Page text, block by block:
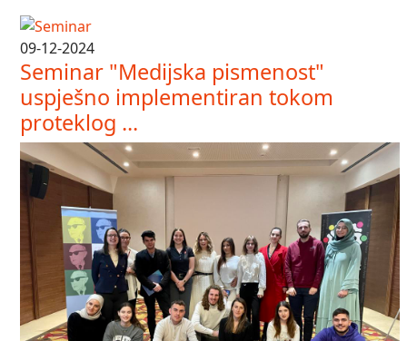
09-12-2024
Seminar "Medijska pismenost"
uspješno implementiran tokom
proteklog ...